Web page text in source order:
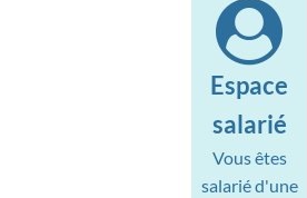
Espace
salarié
Vous êtes
salarié d'une